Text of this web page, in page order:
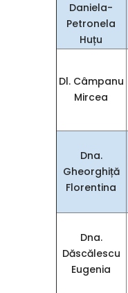
Daniela-
Petronela
Huțu
Dl. Câmpanu
Mircea
Dna.
Gheorghiță
Florentina
Dna.
Dăscălescu
Eugenia